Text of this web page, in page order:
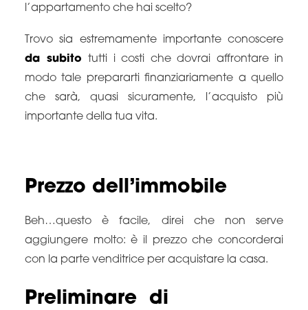
l’appartamento che hai scelto?
Trovo sia estremamente importante conoscere
da subito tutti i costi che dovrai affrontare in
modo tale prepararti finanziariamente a quello
che sarà, quasi sicuramente, l’acquisto più
importante della tua vita.
Prezzo dell’immobile
Beh…questo è facile, direi che non serve
aggiungere molto: è il prezzo che concorderai
con la parte venditrice per acquistare la casa.
Preliminare di